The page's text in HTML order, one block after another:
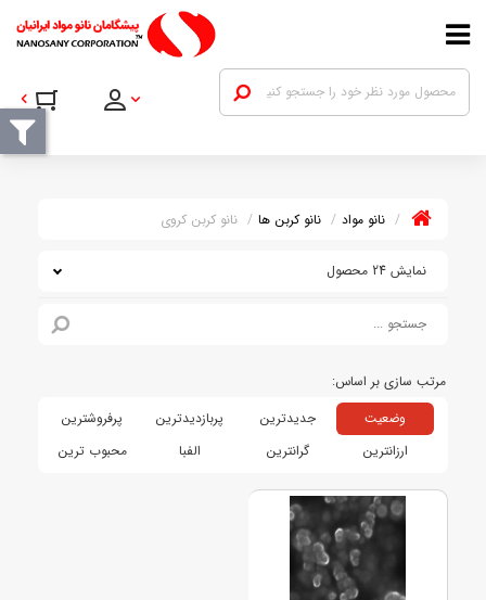
نانو مواد نانو کربن ها نانو کربن کروی
نمایش 24 محصول
وضعیت جدیدترین پربازدیدترین
پرفروشترین
ارزانترین
گرانترین الفبا محبوب ترین